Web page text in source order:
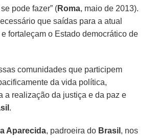
pode fazer” (Roma, maio de 2013).
que saídas para a atual
fortaleçam o Estado democrático de
comunidades que participem
da vida política,
a realização da justiça e da paz e
.
Aparecida, padroeira do Brasil , nos